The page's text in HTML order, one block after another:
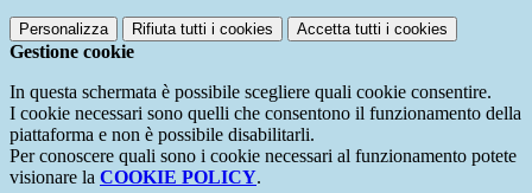
Personalizza Rifiuta tutti i cookies Accetta tutti i cookies
Gestione cookie
In questa schermata è possibile scegliere quali cookie consentire.
I cookie necessari sono quelli che consentono il funzionamento della
piattaforma e non è possibile disabilitarli.
Per conoscere quali sono i cookie necessari al funzionamento potete
visionare la COOKIE POLICY.